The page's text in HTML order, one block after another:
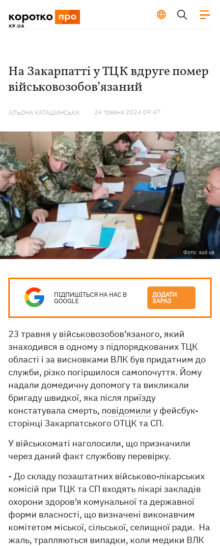
На Закарпатті у ТЦК вдруге помер
військовозобов’язаний
АЛЬОНА КАТАШИНСЬКА 24 травня 2024 09:47
Фото: sud.ua
ПІДПИШІТЬСЯ НА НАС В
GOOGLE
ДОДАТИ
ЗАРАЗ
23 травня у військовозобов’язаного, який
знаходився в одному з підпорядкованих ТЦК
області і за висновками ВЛК був придатним до
служби, різко погіршилося самопочуття. Йому
надали домедичну допомогу та викликали
бригаду швидкої, яка після приїзду
констатувала смерть, повідомили у фейсбук-
сторінці Закарпатського ОТЦК та СП.
У військкоматі наголосили, що призначили
через даний факт службову перевірку.
- До складу позаштатних військово-лікарських
комісій при ТЦК та СП входять лікарі закладів
охорони здоров’я комунальної та державної
форми власності, що визначені виконавчим
комітетом міської, сільської, селищної ради. На
жаль, трапляються випадки, коли медики ВЛК